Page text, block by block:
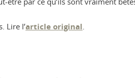
Lire l’article original.